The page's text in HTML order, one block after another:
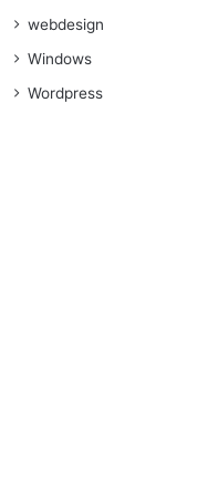
webdesign
Windows
Wordpress